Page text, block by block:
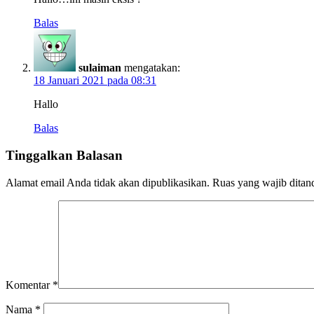
Balas
sulaiman mengatakan:
18 Januari 2021 pada 08:31
Hallo
Balas
Tinggalkan Balasan
Alamat email Anda tidak akan dipublikasikan. Ruas yang wajib
Komentar *
Nama *